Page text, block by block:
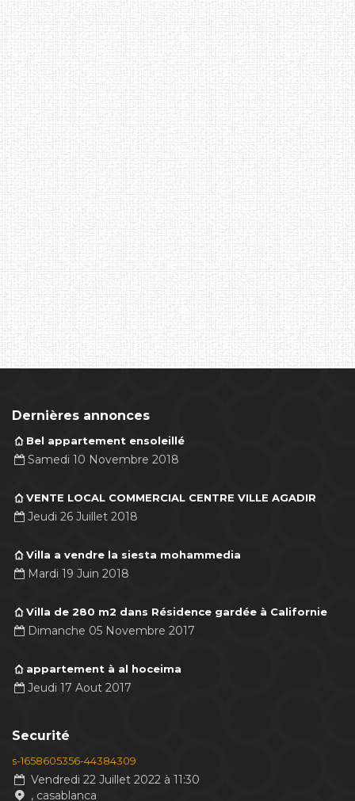
Dernières annonces
Bel appartement ensoleillé
Samedi 10 Novembre 2018
VENTE LOCAL COMMERCIAL CENTRE VILLE AGADIR
Jeudi 26 Juillet 2018
Villa a vendre la siesta mohammedia
Mardi 19 Juin 2018
Villa de 280 m2 dans Résidence gardée à Californie
Dimanche 05 Novembre 2017
appartement à al hoceima
Jeudi 17 Aout 2017
Securité
s-1658605356-44384309
Vendredi 22 Juillet 2022 à 11:30
, casablanca